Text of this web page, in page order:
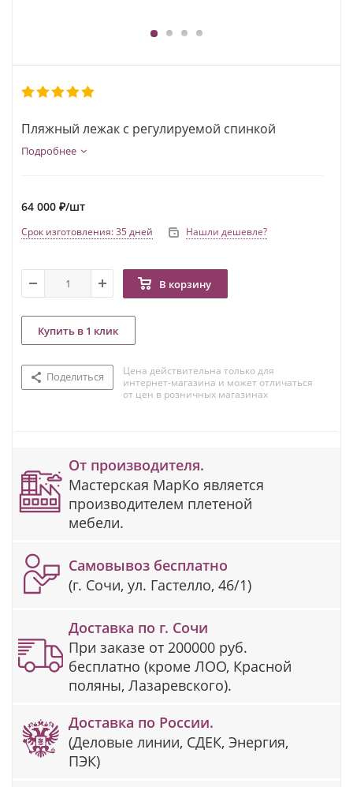
1 2 3 4
Пляжный лежак с регулируемой спинкой
Подробнее
64 000 ₽/шт
Срок изготовления: 35 дней Нашли дешевле?
В корзину
Купить в 1 клик
Поделиться
Цена действительна только для
интернет-магазина и может отличаться
от цен в розничных магазинах
От производителя.
Мастерская МарКо является
производителем плетеной
мебели.
Самовывоз бесплатно
(г. Сочи, ул. Гастелло, 46/1)
Доставка по г. Сочи
При заказе от 200000 руб.
бесплатно (кроме ЛОО, Красной
поляны, Лазаревского).
Доставка по России.
(Деловые линии, СДЕК, Энергия,
ПЭК)